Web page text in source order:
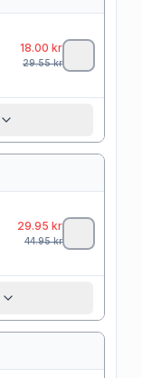
18.00 kr
29.55kr
29.95 kr
44.95kr